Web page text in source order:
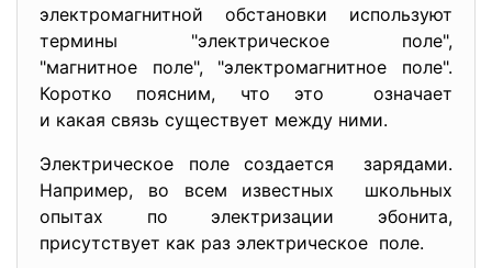
электромагнитной обстановки используют
термины "электрическое поле",
"магнитное поле", "электромагнитное поле".
Коротко поясним, что это означает
и какая связь существует между ними.
Электрическое поле создается зарядами.
Например, во всем известных школьных
опытах по электризации эбонита,
присутствует как раз электрическое поле.